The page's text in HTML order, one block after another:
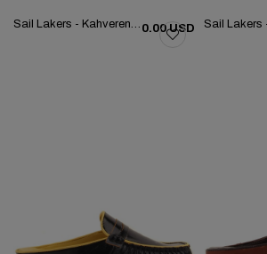
Sail Lakers - Kahverengi Deri Kadın Ev Terliği 109-557-X 0.00 USD